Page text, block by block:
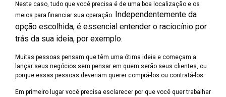
Neste caso, tudo que você precisa é de uma boa localização e os
meios para financiar sua operação. Independentemente da
opção escolhida, é essencial entender o raciocínio por
trás da sua ideia, por exemplo.
Muitas pessoas pensam que têm uma ótima ideia e começam a
lançar seus negócios sem pensar em quem serão seus clientes, ou
porque essas pessoas deveriam querer comprá-los ou contratá-los.
Em primeiro lugar você precisa esclarecer por que você quer trabalhar